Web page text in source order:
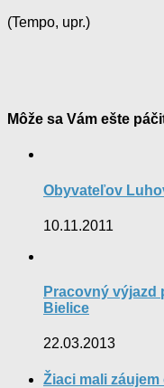
(Tempo, upr.)
Môže sa Vám ešte
Obyvateľov
10.11.2011
Pracovný výjazd
Bielice
22.03.2013
Žiaci mali